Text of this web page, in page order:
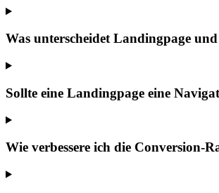
Was unterscheidet Landingpage
Sollte eine Landingpage eine
Wie verbessere ich die Conversion-